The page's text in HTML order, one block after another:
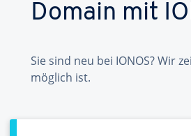
Domain mit
Sie sind neu bei IONOS? Wir
möglich ist.